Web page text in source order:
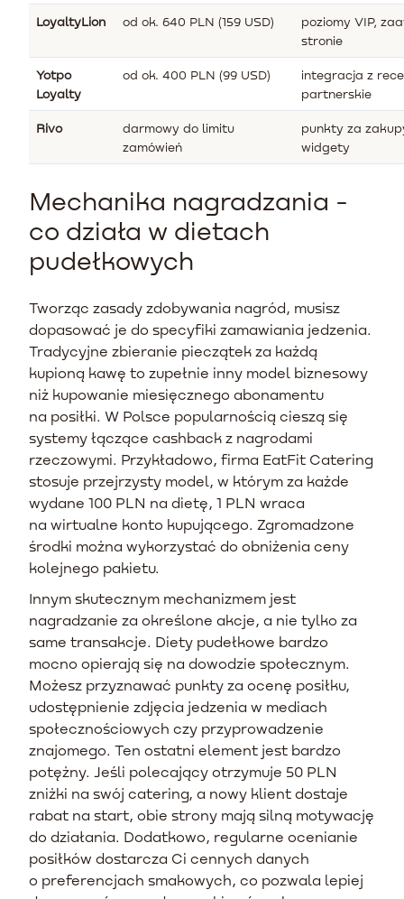
LoyaltyLion od ok. 640 PLN (159 USD)
poziomy VIP,
stronie
Yotpo
Loyalty
od ok. 400 PLN (99 USD)
integracja z
partnerskie
Rivo
darmowy do limitu
zamówień
punkty za
widgety
Mechanika nagradzania -
co działa w dietach
pudełkowych
Tworząc zasady zdobywania nagród, musisz
dopasować je do specyfiki zamawiania jedzenia.
Tradycyjne zbieranie pieczątek za każdą
kupioną kawę to zupełnie inny model biznesowy
niż kupowanie miesięcznego abonamentu
na posiłki. W Polsce popularnością cieszą się
systemy łączące cashback z nagrodami
rzeczowymi. Przykładowo, firma EatFit Catering
stosuje przejrzysty model, w którym za każde
wydane 100 PLN na dietę, 1 PLN wraca
na wirtualne konto kupującego. Zgromadzone
środki można wykorzystać do obniżenia ceny
kolejnego pakietu.
Innym skutecznym mechanizmem jest
nagradzanie za określone akcje, a nie tylko za
same transakcje. Diety pudełkowe bardzo
mocno opierają się na dowodzie społecznym.
Możesz przyznawać punkty za ocenę posiłku,
udostępnienie zdjęcia jedzenia w mediach
społecznościowych czy przyprowadzenie
znajomego. Ten ostatni element jest bardzo
potężny. Jeśli polecający otrzymuje 50 PLN
zniżki na swój catering, a nowy klient dostaje
rabat na start, obie strony mają silną motywację
do działania. Dodatkowo, regularne ocenianie
posiłków dostarcza Ci cennych danych
o preferencjach smakowych, co pozwala lepiej